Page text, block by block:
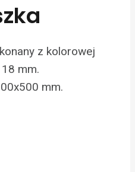
z kolorowej
mm.
mm.